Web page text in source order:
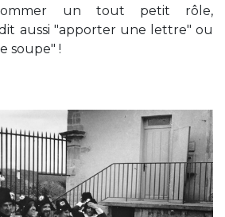
un tout petit rôle,
aussi "apporter une lettre" ou
soupe" !